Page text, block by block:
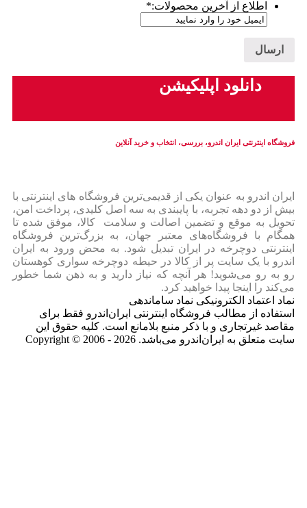
اطلاع از آخرین محصولات:*
دانلود اپلیکیشن
فروشگاه اینترنتی ایران‌ اندرو، بررسی، انتخاب و خرید آنلاین
ایران‌ اندرو به عنوان یکی از قدیمی‌ترین فروشگاه های اینترنتی با
بیش از دو دهه تجربه، با پایبندی به سه اصل کلیدی، پرداخت امن،
تحویل به موقع و تضمین اصالت و سلامت کالا، موفق شده تا
همگام با فروشگاه‌های معتبر جهان، به بزرگ‌ترین فروشگاه
اینترنتی دوچرخه در ایران تبدیل شود. به محض ورود به ایران‌
اندرو با یک سایت پر از کالا در حیطه دوچرخه سواری کوهستان
رو به رو می‌شوید! هر آنچه که نیاز دارید و به ذهن شما خطور
می‌کند را اینجا پیدا خواهید کرد.
نماد اعتماد الکترونیکی نماد ساماندهی
استفاده از مطالب فروشگاه اینترنتی ایران‌اندرو فقط برای
مقاصد غیرتجاری و با ذکر منبع بلامانع است. کلیه حقوق این
سایت متعلق به ایران‌اندرو می‌باشد. Copyright © 2006 - 2026